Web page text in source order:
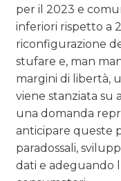
per il 2023 e
inferiori rispetto a
riconfigurazione
stufare e, man
margini di libertà,
viene stanziata su
una domanda
anticipare queste
paradossali,
dati e adeguando